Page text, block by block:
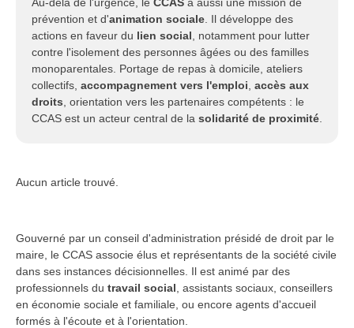
prévention et d'animation sociale . Il développe des
actions en faveur du lien social , notamment pour lutter
contre l'isolement des personnes âgées ou des familles
monoparentales. Portage de repas à domicile, ateliers
collectifs, accompagnement vers l'emploi accès aux
droits , orientation vers les partenaires compétents : le
CCAS est un acteur central de la solidarité de proximité
Aucun article trouvé.
Gouverné par un conseil d'administration présidé de droit par le
maire, le CCAS associe élus et représentants de la société civile
dans ses instances décisionnelles. Il est animé par des
professionnels du travail social , assistants sociaux, conseillers
en économie sociale et familiale, ou encore agents d'accueil
formés à l'écoute et à l'orientation.